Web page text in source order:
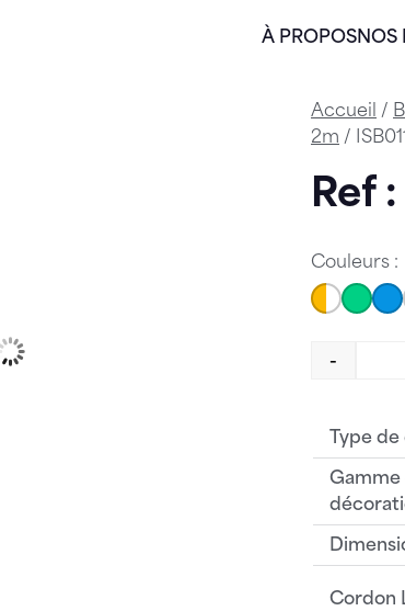
À PROPOSNOS
Accueil /
2m /
Ref
Couleurs :
-
Type
Gamme
Cordon